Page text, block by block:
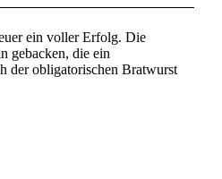
ein voller Erfolg. Die
gebacken, die ein
der obligatorischen Bratwurst